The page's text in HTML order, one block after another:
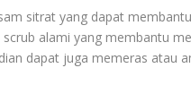
sitrat yang dapat
alami yang membantu
dapat juga memeras atau